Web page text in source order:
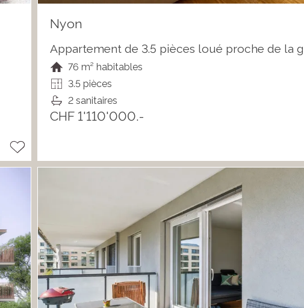
Nyon
Appartement de 3.5 pièces loué proche de la
76 m² habitables
3.5 pièces
2 sanitaires
CHF 1'110'000.-